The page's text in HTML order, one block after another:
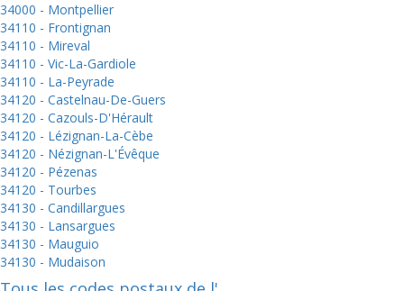
34000 - Montpellier
34110 - Frontignan
34110 - Mireval
34110 - Vic-La-Gardiole
34110 - La-Peyrade
34120 - Castelnau-De-Guers
34120 - Cazouls-D'Hérault
34120 - Lézignan-La-Cèbe
34120 - Nézignan-L'Évêque
34120 - Pézenas
34120 - Tourbes
34130 - Candillargues
34130 - Lansargues
34130 - Mauguio
34130 - Mudaison